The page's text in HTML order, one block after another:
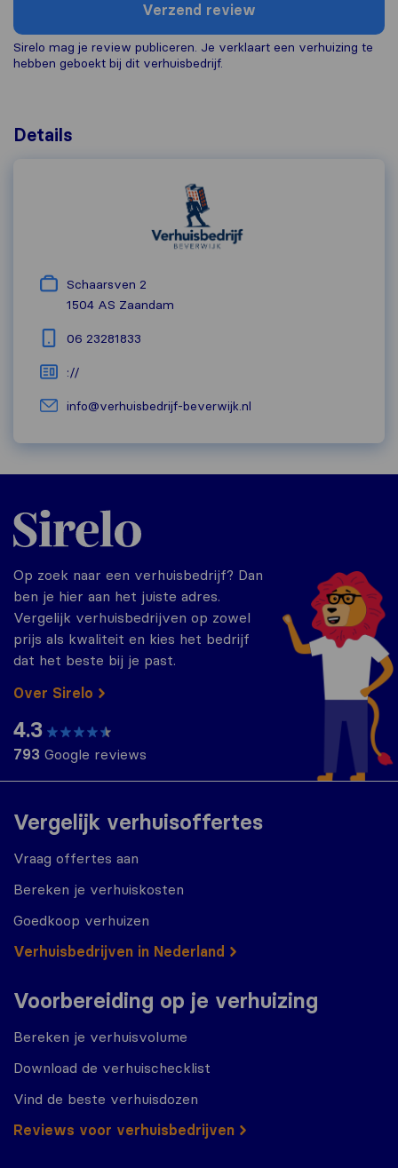
Verzend review
Sirelo mag je review publiceren. Je verklaart een verhuizing te
hebben geboekt bij dit verhuisbedrijf.
Details
Schaarsven 2
1504 AS Zaandam
06 23281833
://
info@verhuisbedrijf-beverwijk.nl
Vergelijk verhuisoffertes
Vraag offertes aan
Bereken je verhuiskosten
Goedkoop verhuizen
Verhuisbedrijven in Nederland
Voorbereiding op je verhuizing
Bereken je verhuisvolume
Download de verhuischecklist
Vind de beste verhuisdozen
Reviews voor verhuisbedrijven
Sirelo.nl
Op zoek naar een verhuisbedrijf? Dan
ben je hier aan het juiste adres.
Vergelijk verhuisbedrijven op zowel
prijs als kwaliteit en kies het bedrijf
dat het beste bij je past.
Over Sirelo
4.3
793 Google reviews